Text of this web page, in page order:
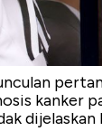
kanker